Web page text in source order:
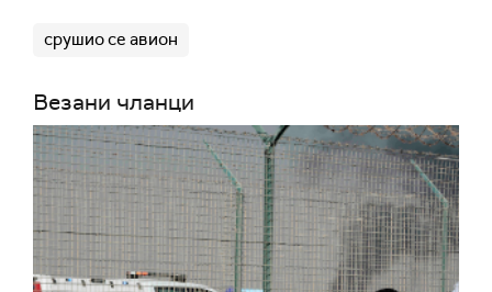
срушио се авион
Везани чланци